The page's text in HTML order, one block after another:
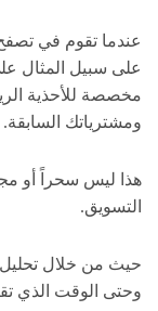
عندما تقوم في
على سبيل المثال
مخصصة للأحذية
ومشترياتك السابقة.
هذا ليس سحراً أو
التسويق.
حيث من خلال تحليل
وحتى الوقت الذي